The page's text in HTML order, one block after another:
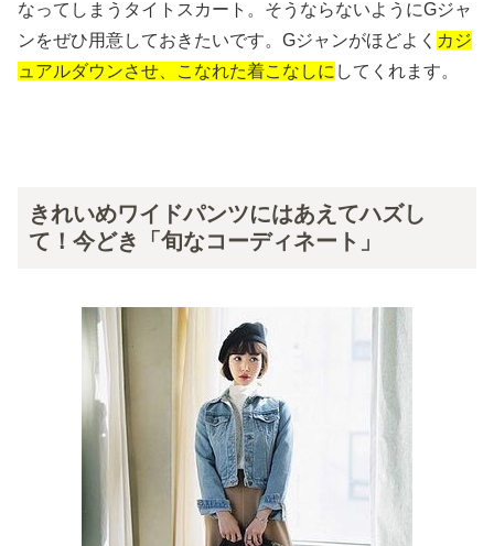
なってしまうタイトスカート。そうならないようにGジャ
ンをぜひ用意しておきたいです。Gジャンがほどよく カジ
ュアルダウンさせ、こなれた着こなしに してくれます。
きれいめワイドパンツにはあえてハズし
て！今どき「旬なコーディネート」